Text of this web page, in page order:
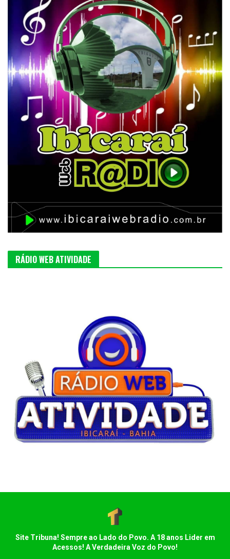
RÁDIO WEB ATIVIDADE
Site Tribuna! Sempre ao Lado do Povo. A 18 anos Lider em
Acessos! A Verdadeira Voz do Povo!